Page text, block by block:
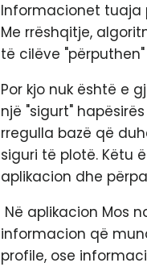
Informacionet tuaja
Me rrëshqitje,
të cilëve
Por kjo nuk është e
një "sigurt"
rregulla bazë që
siguri të plotë. Këtu
aplikacion dhe
Në aplikacion Mos
informacion që
profile, ose